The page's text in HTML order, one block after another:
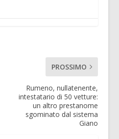
PROSSIMO
Rumeno, nullatenente,
intestatario di 50 vetture:
un altro prestanome
sgominato dal sistema
Giano